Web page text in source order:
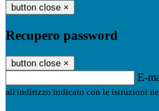
button close ×
Recupero password
button close ×
E-
all'indirizzo indicato con le istruzioni